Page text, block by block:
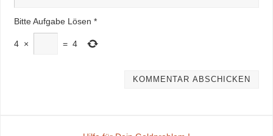
Bitte Aufgabe Lösen *
4 × = 4